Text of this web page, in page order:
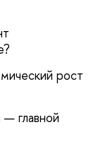
рост
главной